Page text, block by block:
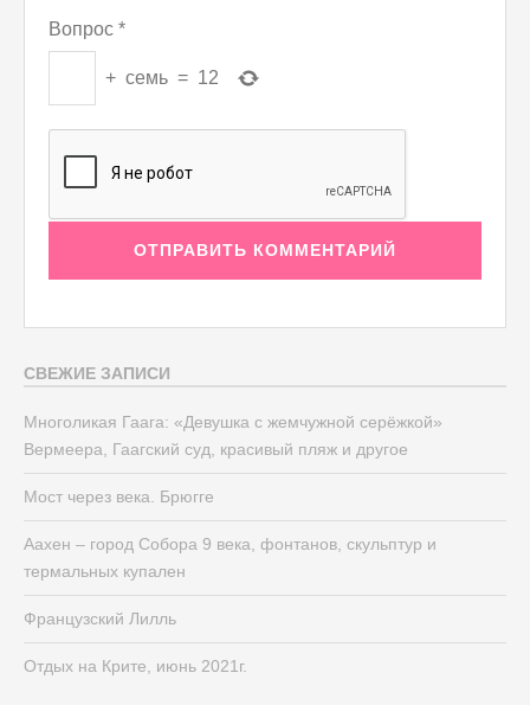
Вопрос *
+ семь = 12
СВЕЖИЕ ЗАПИСИ
Многоликая Гаага: «Девушка с жемчужной серёжкой»
Вермеера, Гаагский суд, красивый пляж и другое
Мост через века. Брюгге
Аахен – город Собора 9 века, фонтанов, скульптур и
термальных купален
Французский Лилль
Отдых на Крите, июнь 2021г.